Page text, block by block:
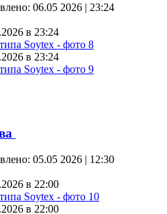
06.05 2026 | 23:24
в 23:24
в 23:24
05.05 2026 | 12:30
в 22:00
в 22:00